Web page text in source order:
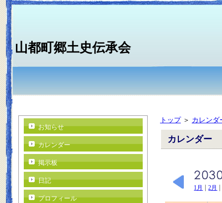
山都町郷土史伝承会
トップ＞ カレンダ
カレンダー
1月 |2月
お知らせ
カレンダー
掲示板
日記
プロフィール